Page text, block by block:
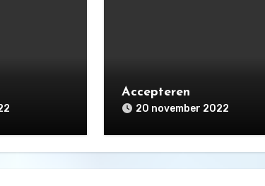
Accepteren
20 november 2022